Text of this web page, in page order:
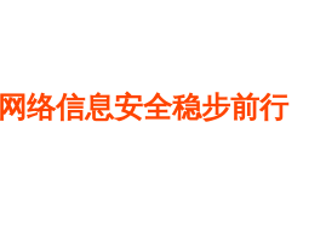
络信息安全稳步前行